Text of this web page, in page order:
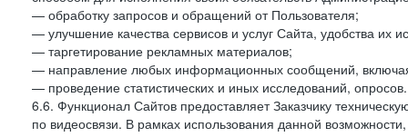
— обработку запросов и обращений от Пользователя;
— улучшение качества сервисов и услуг Сайта, удобства их
— таргетирование рекламных материалов;
— направление любых информационных сообщений,
— проведение статистических и иных исследований, опросов.
6.6. Функционал Сайтов предоставляет Заказчику
по видеосвязи. В рамках использования данной